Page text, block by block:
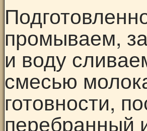
промываем,
и воду
смесью
готовности,
перебранный